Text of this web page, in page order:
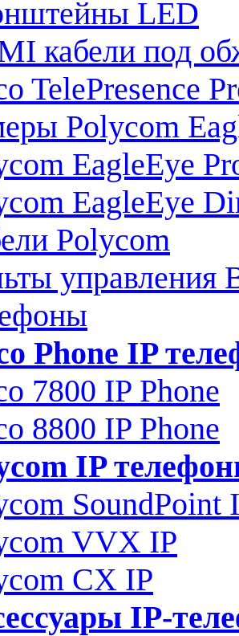
LED
кабели под
TelePresence
Polycom
EagleEye
EagleEye
Polycom
управления
Phone IP
7800 IP Phone
8800 IP Phone
IP
SoundPoint
VVX IP
CX IP
IP-